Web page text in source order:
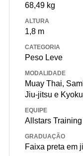
68,49 kg
ALTURA
1,8 m
CATEGORIA
Peso Leve
MODALIDADE
Muay Thai,
Jiu-jitsu e
EQUIPE
Allstars
GRADUAÇÃO
Faixa preta em